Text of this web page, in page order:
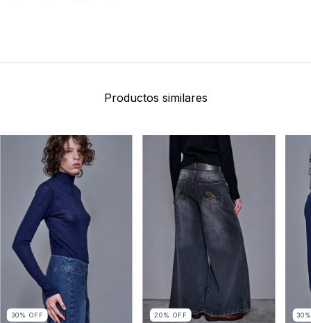
Productos similares
30% OFF 20% OFF 30